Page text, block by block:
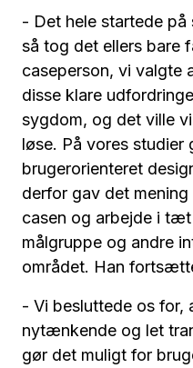
- Det hele startede
så tog det ellers bare
caseperson, vi valgte
disse klare
sygdom, og det ville
løse. På vores studier
brugerorienteret
derfor gav det
casen og arbejde i
målgruppe og andre
området. Han
- Vi besluttede os for,
nytænkende og let
gør det muligt for